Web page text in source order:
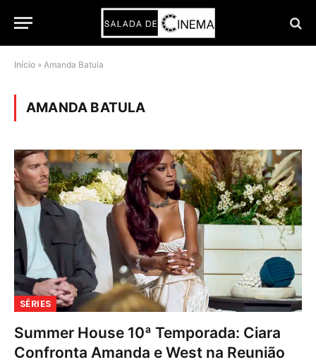
Início » Amanda Batula
AMANDA BATULA
SÉRIES
Summer House 10ª Temporada: Ciara
Confronta Amanda e West na Reunião